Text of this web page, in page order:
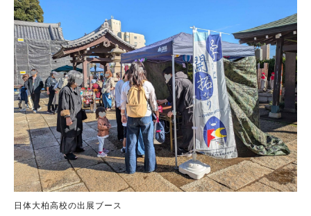
日体大柏高校の出展ブース